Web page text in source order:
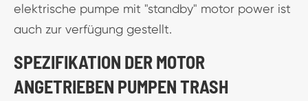
elektrische pumpe mit "standby" motor power ist
auch zur verfügung gestellt.
SPEZIFIKATION DER MOTOR
ANGETRIEBEN PUMPEN TRASH